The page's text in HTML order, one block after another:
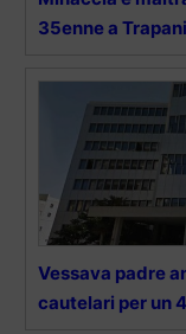
35enne a Trapani
Vessava padre
cautelari per un